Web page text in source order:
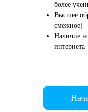
более
Высшее
смежное)
Наличие
интернета
Начать